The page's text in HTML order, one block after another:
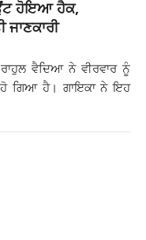
ਹੋਇਆ ਹੈਕ,
ਵੈਦਿਆ ਨੇ ਵੀਰਵਾਰ ਨੂੰ
ਹੋ ਗਿਆ ਹੈ। ਗਾਇਕਾ ਨੇ ਇਹ